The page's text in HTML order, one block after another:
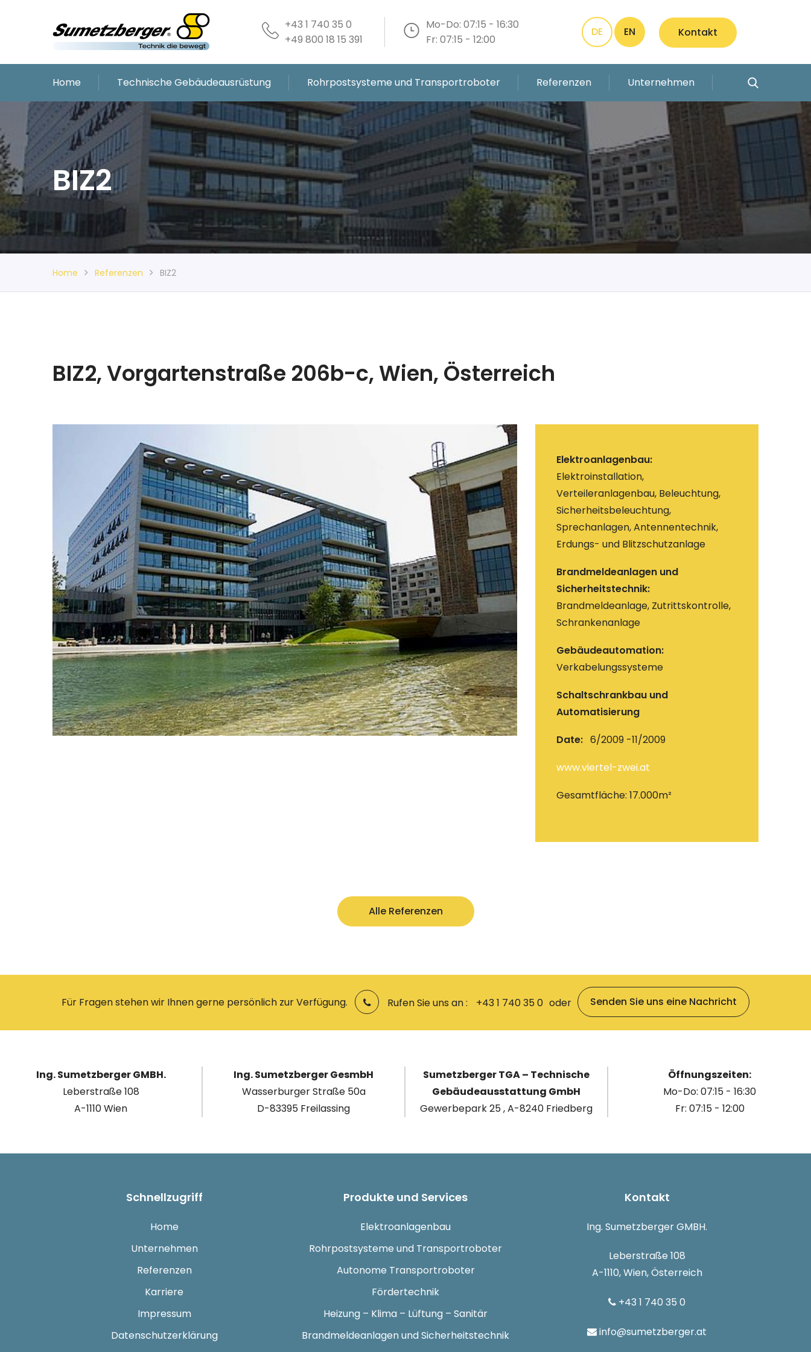
+43 1 740 35 0
+49 800 18 15 391
Mo-Do: 07:15 - 16:30
Fr: 07:15 - 12:00
DE EN Kontakt
Home Technische Gebäudeausrüstung Rohrpostsysteme und Transportroboter Referenzen Unternehmen
BIZ2
Home Referenzen BIZ2
BIZ2, Vorgartenstraße 206b-c, Wien, Österreich
Elektroanlagenbau:
Elektroinstallation,
Verteileranlagenbau, Beleuchtung,
Sicherheitsbeleuchtung,
Sprechanlagen, Antennentechnik,
Erdungs- und Blitzschutzanlage
Brandmeldeanlagen und
Sicherheitstechnik:
Brandmeldeanlage, Zutrittskontrolle,
Schrankenanlage
Gebäudeautomation:
Verkabelungssysteme
Schaltschrankbau und
Automatisierung
Date: 6/2009 -11/2009
www.viertel-zwei.at
Gesamtfläche: 17.000m²
Alle Referenzen
Für Fragen stehen wir Ihnen gerne persönlich zur Verfügung. Rufen Sie uns an : +43 1 740 35 0 oder Senden Sie uns eine Nachricht
Ing. Sumetzberger GMBH.
Leberstraße 108
A-1110 Wien
Ing. Sumetzberger GesmbH
Wasserburger Straße 50a
D-83395 Freilassing
Sumetzberger TGA – Technische
Gebäudeausstattung GmbH
Gewerbepark 25 , A-8240 Friedberg
Öffnungszeiten:
Mo-Do: 07:15 - 16:30
Fr: 07:15 - 12:00
Schnellzugriff
Home
Unternehmen
Referenzen
Karriere
Impressum
Datenschutzerklärung
Produkte und Services
Elektroanlagenbau
Rohrpostsysteme und Transportroboter
Autonome Transportroboter
Fördertechnik
Heizung – Klima – Lüftung – Sanitär
Brandmeldeanlagen und Sicherheitstechnik
Kontakt
Ing. Sumetzberger GMBH.
Leberstraße 108
A-1110, Wien, Österreich
+43 1 740 35 0
info@sumetzberger.at